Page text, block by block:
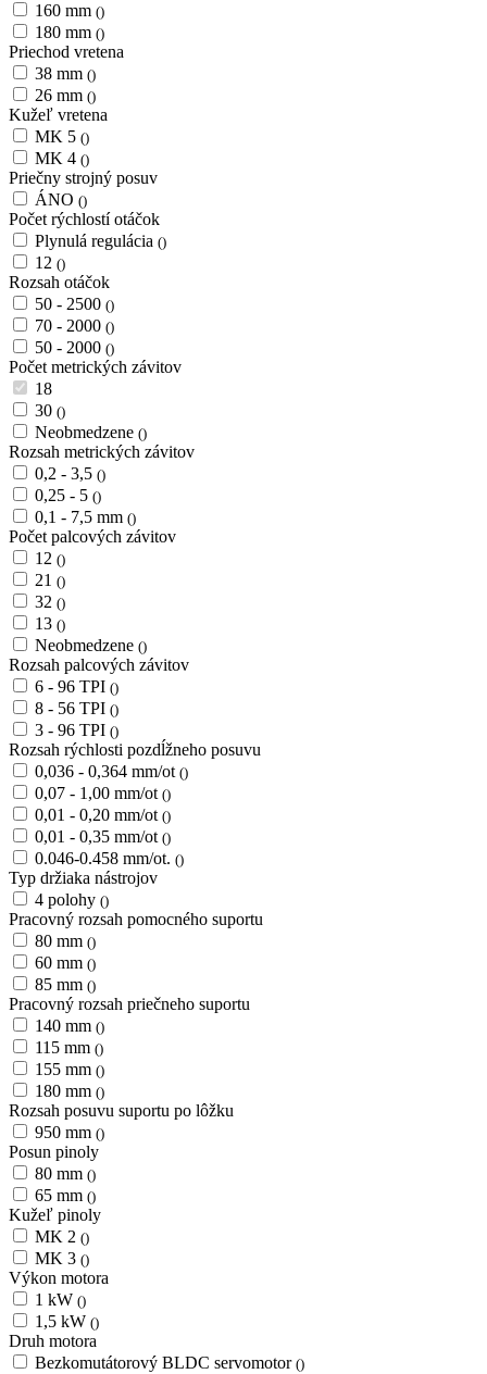
160 mm ()
180 mm ()
Priechod vretena
38 mm ()
26 mm ()
Kužeľ vretena
MK 5 ()
MK 4 ()
Priečny strojný posuv
ÁNO ()
Počet rýchlostí otáčok
Plynulá regulácia ()
12 ()
Rozsah otáčok
50 - 2500 ()
70 - 2000 ()
50 - 2000 ()
Počet metrických závitov
18
30 ()
Neobmedzene ()
Rozsah metrických závitov
0,2 - 3,5 ()
0,25 - 5 ()
0,1 - 7,5 mm ()
Počet palcových závitov
12 ()
21 ()
32 ()
13 ()
Neobmedzene ()
Rozsah palcových závitov
6 - 96 TPI ()
8 - 56 TPI ()
3 - 96 TPI ()
Rozsah rýchlosti pozdĺžneho posuvu
0,036 - 0,364 mm/ot ()
0,07 - 1,00 mm/ot ()
0,01 - 0,20 mm/ot ()
0,01 - 0,35 mm/ot ()
0.046-0.458 mm/ot. ()
Typ držiaka nástrojov
4 polohy ()
Pracovný rozsah pomocného suportu
80 mm ()
60 mm ()
85 mm ()
Pracovný rozsah priečneho suportu
140 mm ()
115 mm ()
155 mm ()
180 mm ()
Rozsah posuvu suportu po lôžku
950 mm ()
Posun pinoly
80 mm ()
65 mm ()
Kužeľ pinoly
MK 2 ()
MK 3 ()
Výkon motora
1 kW ()
1,5 kW ()
Druh motora
Bezkomutátorový BLDC servomotor ()